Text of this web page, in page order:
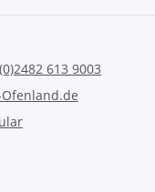
613 9003